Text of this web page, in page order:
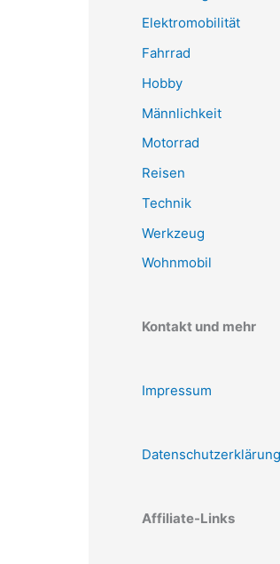
Elektromobilität
Fahrrad
Hobby
Männlichkeit
Motorrad
Reisen
Technik
Werkzeug
Wohnmobil
Kontakt und mehr
Impressum
Datenschutzerklärung
Affiliate-Links